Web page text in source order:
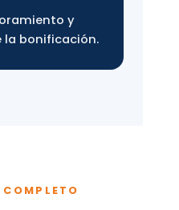
y
la bonificación.